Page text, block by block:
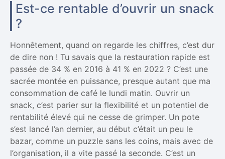
Est-ce rentable d’ouvrir un snack
?
Honnêtement, quand on regarde les chiffres, c’est dur
de dire non ! Tu savais que la restauration rapide est
passée de 34 % en 2016 à 41 % en 2022 ? C’est une
sacrée montée en puissance, presque autant que ma
consommation de café le lundi matin. Ouvrir un
snack, c’est parier sur la flexibilité et un potentiel de
rentabilité élevé qui ne cesse de grimper. Un pote
s’est lancé l’an dernier, au début c’était un peu le
bazar, comme un puzzle sans les coins, mais avec de
l’organisation, il a vite passé la seconde. C’est un